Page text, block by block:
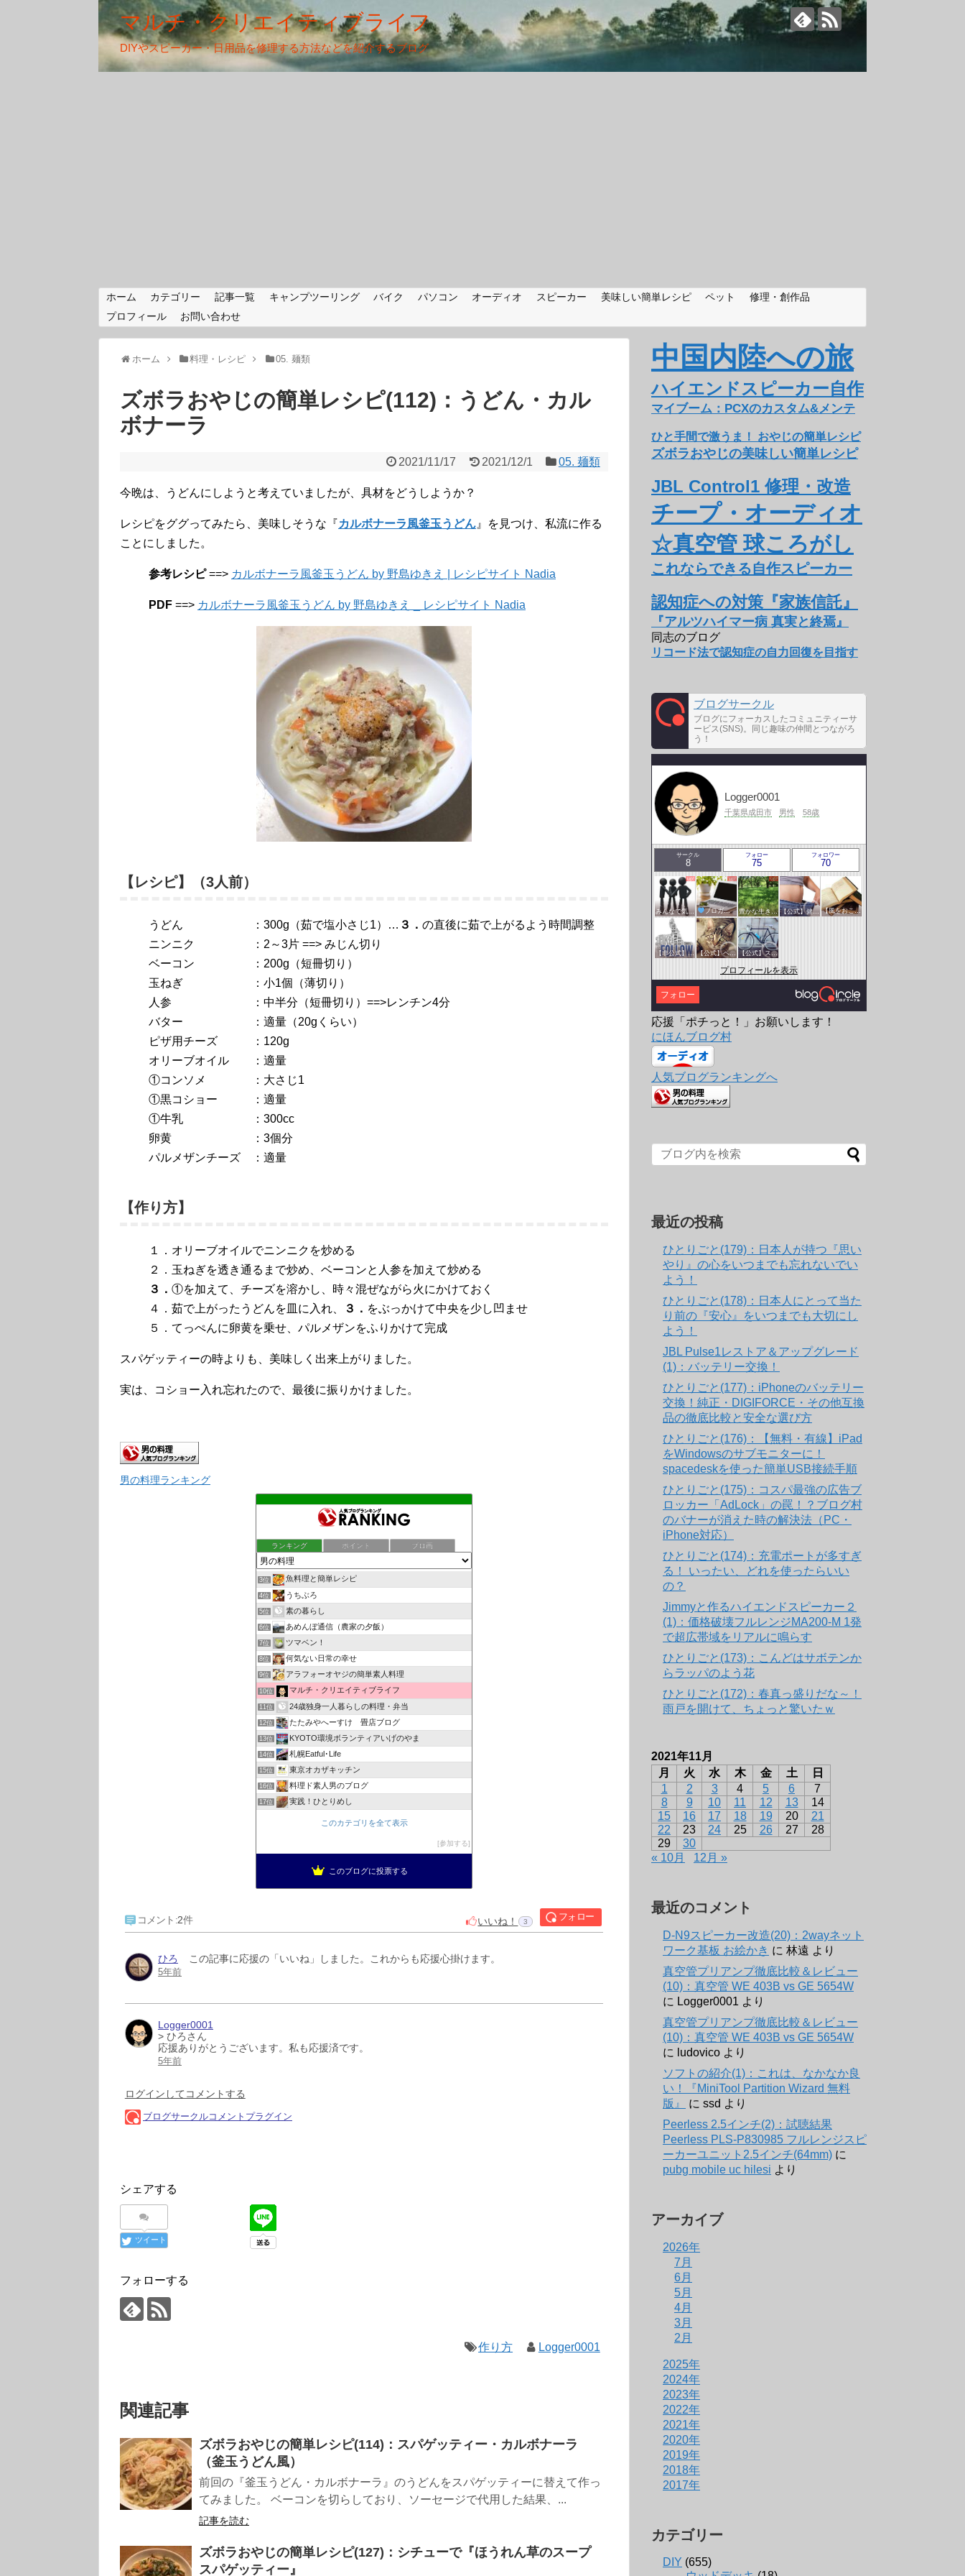
マルチ・クリエイティブライフ
DIYやスピーカー・日用品を修理する方法などを紹介するブログ
ホーム カテゴリー 記事一覧 キャンプツーリング バイク パソコン オーディオ スピーカー 美味しい簡単レシピ ペット
修理・創作品
プロフィール
お問い合わせ
ホーム 料理・レシピ 05. 麺類
ズボラおやじの簡単レシピ(112)：うどん・カル
ボナーラ
2021/11/17 2021/12/1 05. 麺類
今晩は、うどんにしようと考えていましたが、具材をどうしようか？
レシピをググってみたら、美味しそうな『カルボナーラ風釜玉うどん 』を見つけ、私流に作る
ことにしました。
参考レシピ==> カルボナーラ風釜玉うどん by 野島ゆきえ | レシピサイト Nadia
PDF ==> カルボナーラ風釜玉うどん by 野島ゆきえ _ レシピサイト Nadia
【レシピ】（3人前）
うどん ：300g（茹で塩小さじ1）… ３． の直後に茹で上がるよう時間調整
ニンニク ：2～3片 ==> みじん切り
ベーコン ：200g（短冊切り）
玉ねぎ ：小1個（薄切り）
人参 ：中半分（短冊切り）==>レンチン4分
バター ：適量（20gくらい）
ピザ用チーズ ：120g
オリーブオイル ：適量
①コンソメ ：大さじ1
①黒コショー ：適量
①牛乳 ：300cc
卵黄 ：3個分
パルメザンチーズ ：適量
【作り方】
１．オリーブオイルでニンニクを炒める
２．玉ねぎを透き通るまで炒め、ベーコンと人参を加えて炒める
３． ①を加えて、チーズを溶かし、時々混ぜながら火にかけておく
４．茹で上がったうどんを皿に入れ、
３． をぶっかけて中央を少し凹ませ
５．てっぺんに卵黄を乗せ、パルメザンをふりかけて完成
スパゲッティーの時よりも、美味しく出来上がりました。
実は、コショー入れ忘れたので、最後に振りかけました。
男の料理ランキング
ランキング ポイント ブロ画
3位 魚料理と簡単レシピ
4位 うちぶろ
5位 素の暮らし
6位 あめんぼ通信（農家の夕飯）
7位 ツマベン！
8位 何気ない日常の幸せ
9位 アラフォーオヤジの簡単素人料理
10位 マルチ・クリエイティブライフ
11位 24歳独身一人暮らしの料理・弁当
12位 たたみやへーすけ 畳店ブログ
13位 KYOTO環境ボランティアいげのやま
14位 札幌Eatful･Life
15位 東京オカザキッチン
16位 料理ド素人男のブログ
17位 実践！ひとりめし
このカテゴリを全て表示
参加する
このブログに投票する
シェアする
ツイート
フォローする
作り方 Logger0001
関連記事
ズボラおやじの簡単レシピ(114)：スパゲッティー・カルボナーラ
（釜玉うどん風）
前回の『釜玉うどん・カルボナーラ』のうどんをスパゲッティーに替えて作っ
てみました。 ベーコンを切らしており、ソーセージで代用した結果、...
記事を読む
ズボラおやじの簡単レシピ(127)：シチューで『ほうれん草のスープ
スパゲッティー』
中国内陸への旅
ハイエンドスピーカー自作
マイブーム：PCXのカスタム&メンテ
ひと手間で激うま！ おやじの簡単レシピ
ズボラおやじの美味しい簡単レシピ
JBL Control1 修理・改造
チープ・オーディオ
☆真空管 球ころがし
これならできる自作スピーカー
認知症への対策『家族信託』
『アルツハイマー病 真実と終焉』
同志のブログ
リコード法で認知症の自力回復を目指す
ブログサークル
ブログにフォーカスしたコミュニティーサ
ービス(SNS)。同じ趣味の仲間とつながろ
う！
Logger0001
千葉県成田市 男性 58歳
サークル
8
フォロー
75
フォロワー
70
みんなで気軽にアクセスアップ ブロガー応援&更新報告♪ 豊かな生き方サークル 【公式】健康・医療サークル 【風をおこそう☆彡】アクセスアップ研究会♪♪
【非公式】相互フォローサークル 【公式】ペットサークル 【公式】スポーツ・アウトドアサークル
プロフィールを表示
フォロー
応援「ポチっと！」お願いします！
にほんブログ村
人気ブログランキングへ
最近の投稿
ひとりごと(179)：日本人が持つ『思い
やり』の心をいつまでも忘れないでい
よう！
ひとりごと(178)：日本人にとって当た
り前の『安心』をいつまでも大切にし
よう！
JBL Pulse1レストア＆アップグレード
(1)：バッテリー交換！
ひとりごと(177)：iPhoneのバッテリー
交換！純正・DIGIFORCE・その他互換
品の徹底比較と安全な選び方
ひとりごと(176)：【無料・有線】iPad
をWindowsのサブモニターに！
spacedeskを使った簡単USB接続手順
ひとりごと(175)：コスパ最強の広告ブ
ロッカー「AdLock」の罠！？ブログ村
のバナーが消えた時の解決法（PC・
iPhone対応）
ひとりごと(174)：充電ポートが多すぎ
る！ いったい、どれを使ったらいい
の？
Jimmyと作るハイエンドスピーカー２
(1)：価格破壊フルレンジMA200-M 1発
で超広帯域をリアルに鳴らす
ひとりごと(173)：こんどはサボテンか
らラッパのよう花
ひとりごと(172)：春真っ盛りだな～！
雨戸を開けて、ちょっと驚いたｗ
2021年11月
月
火 水 木 金 土
日
1
2 3 4 5 6
7
8
9 10 11 12 13
14
15
16 17 18 19 20
21
22
23 24 25 26 27
28
29
30
« 10月
12月 »
最近のコメント
D-N9スピーカー改造(20)：2wayネット
ワーク基板 お絵かき に 林遠 より
真空管プリアンプ徹底比較＆レビュー
(10)：真空管 WE 403B vs GE 5654W
に Logger0001 より
真空管プリアンプ徹底比較＆レビュー
(10)：真空管 WE 403B vs GE 5654W
に
ludovico より
ソフトの紹介(1)：これは、なかなか良
い！『MiniTool Partition Wizard 無料
版』
に ssd より
Peerless 2.5インチ(2)：試聴結果
Peerless PLS-P830985 フルレンジスピ
ーカーユニット2.5インチ(64mm) に
pubg mobile uc hilesi より
アーカイブ
2026年
7月
6月
5月
4月
3月
2月
2025年
2024年
2023年
2022年
2021年
2020年
2019年
2018年
2017年
カテゴリー
DIY (655)